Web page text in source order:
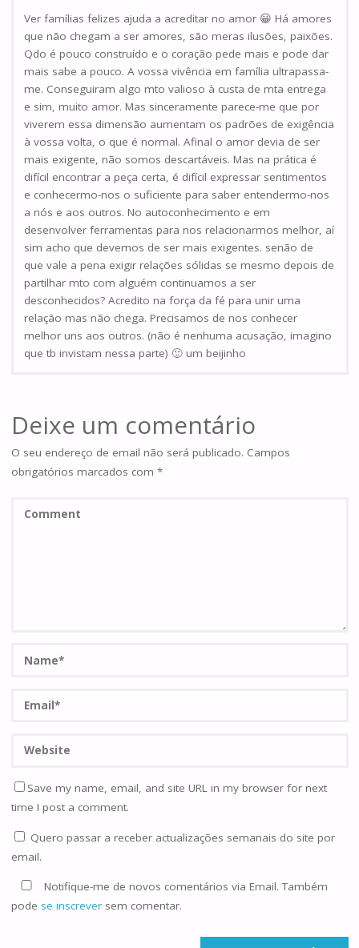
Ver famílias felizes ajuda a acreditar no amor 😀 Há amores
que não chegam a ser amores, são meras ilusões, paixões.
Qdo é pouco construído e o coração pede mais e pode dar
mais sabe a pouco. A vossa vivência em família ultrapassa-
me. Conseguiram algo mto valioso à custa de mta entrega
e sim, muito amor. Mas sinceramente parece-me que por
viverem essa dimensão aumentam os padrões de exigência
à vossa volta, o que é normal. Afinal o amor devia de ser
mais exigente, não somos descartáveis. Mas na prática é
difícil encontrar a peça certa, é difícil expressar sentimentos
e conhecermo-nos o suficiente para saber entendermo-nos
a nós e aos outros. No autoconhecimento e em
desenvolver ferramentas para nos relacionarmos melhor, aí
sim acho que devemos de ser mais exigentes. senão de
que vale a pena exigir relações sólidas se mesmo depois de
partilhar mto com alguém continuamos a ser
desconhecidos? Acredito na força da fé para unir uma
relação mas não chega. Precisamos de nos conhecer
melhor uns aos outros. (não é nenhuma acusação, imagino
que tb invistam nessa parte) 🙂 um beijinho
Deixe um comentário
O seu endereço de email não será publicado. Campos
obrigatórios marcados com *
Save my name, email, and site URL in my browser for next
time I post a comment.
Quero passar a receber actualizações semanais do site por
email.
Notifique-me de novos comentários via Email. Também
pode se inscreversem comentar.